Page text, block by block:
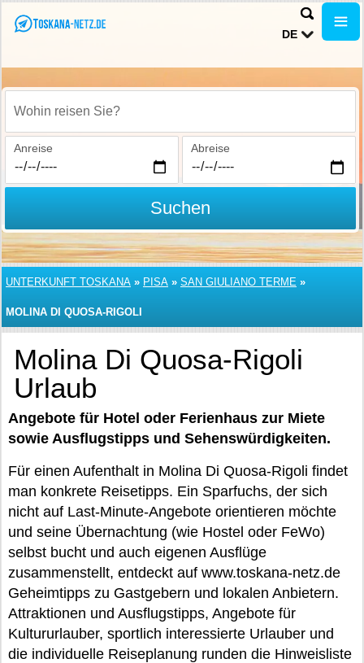
DE
Wohin reisen Sie?
Anreise Abreise
Suchen
UNTERKUNFT TOSKANA » PISA » SAN GIULIANO TERME »
MOLINA DI QUOSA-RIGOLI
Molina Di Quosa-Rigoli
Urlaub
Angebote für Hotel oder Ferienhaus zur Miete
sowie Ausflugstipps und Sehenswürdigkeiten.
Für einen Aufenthalt in Molina Di Quosa-Rigoli findet
man konkrete Reisetipps. Ein Sparfuchs, der sich
nicht auf Last-Minute-Angebote orientieren möchte
und seine Übernachtung (wie Hostel oder FeWo)
selbst bucht und auch eigenen Ausflüge
zusammenstellt, entdeckt auf www.toskana-netz.de
Geheimtipps zu Gastgebern und lokalen Anbietern.
Attraktionen und Ausflugstipps, Angebote für
Kultururlauber, sportlich interessierte Urlauber und
die individuelle Reiseplanung runden die Hinweisliste